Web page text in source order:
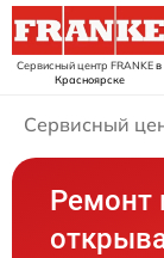
Сервисный центр FRANKEв
Красноярске
Сервисный
Ремонт